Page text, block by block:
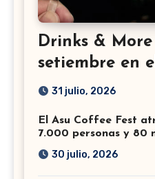
Drinks &
setiembre en
31 julio, 2026
El Asu Coffee Fest
7.000 personas y 80
30 julio, 2026